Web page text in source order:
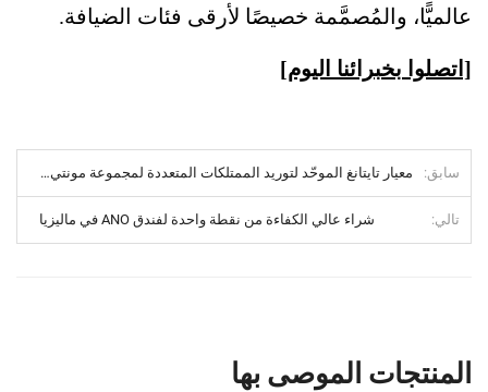
عالميًّا، والمُصمَّمة خصيصًا لأرقى فئات الضيافة.
[اتصلوا بخبرائنا اليوم]
سابق معيار تايتانغ الموحّد لتوريد الممتلكات المتعددة لمجموعة مونتي سويتس، نيجيريا
تالي شراء عالي الكفاءة من نقطة واحدة لفندق ANO في ماليزيا
المنتجات الموصى بها